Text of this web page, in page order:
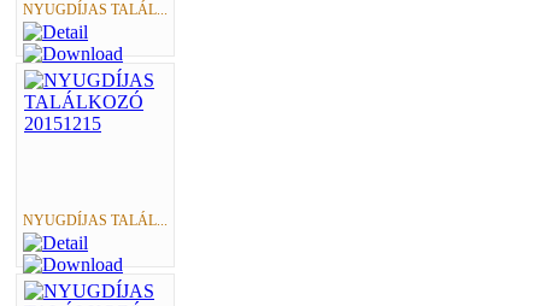
NYUGDÍJAS TALÁL...
NYUGDÍJAS TALÁL...